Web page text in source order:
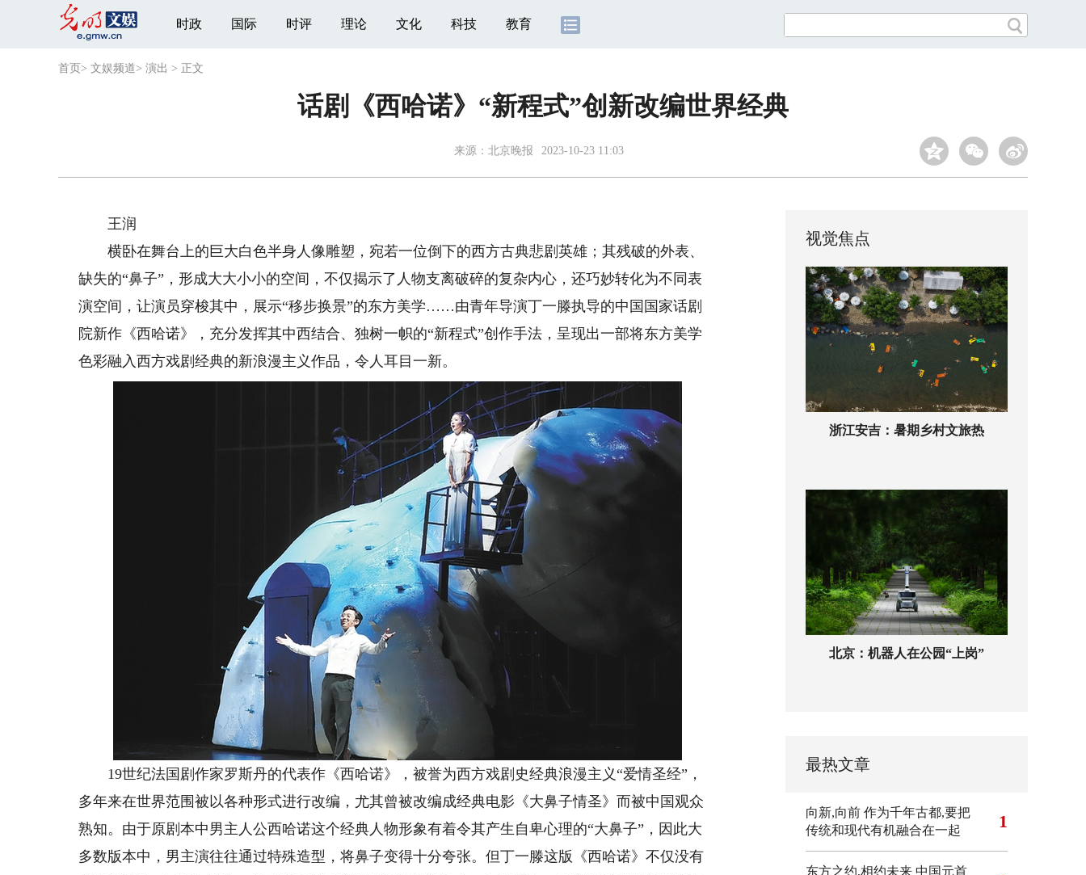
时政 国际 时评 理论 文化 科技 教育
首页 > 文娱频道> 演出 > 正文
话剧《西哈诺》“新程式”创新改编世界经典
来源： 北京晚报 2023-10-23 11:03
王润
横卧在舞台上的巨大白色半身人像雕塑，宛若一位倒下的西方古典悲剧英雄；其残破的外表、
缺失的“鼻子”，形成大大小小的空间，不仅揭示了人物支离破碎的复杂内心，还巧妙转化为不同表
演空间，让演员穿梭其中，展示“移步换景”的东方美学……由青年导演丁一滕执导的中国国家话剧
院新作《西哈诺》，充分发挥其中西结合、独树一帜的“新程式”创作手法，呈现出一部将东方美学
色彩融入西方戏剧经典的新浪漫主义作品，令人耳目一新。
19世纪法国剧作家罗斯丹的代表作《西哈诺》，被誉为西方戏剧史经典浪漫主义“爱情圣经”，
多年来在世界范围被以各种形式进行改编，尤其曾被改编成经典电影《大鼻子情圣》而被中国观众
熟知。由于原剧本中男主人公西哈诺这个经典人物形象有着令其产生自卑心理的“大鼻子”，因此大
多数版本中，男主演往往通过特殊造型，将鼻子变得十分夸张。但丁一滕这版《西哈诺》不仅没有
视觉焦点
浙江安吉：暑期乡村文旅热
北京：机器人在公园“上岗”
最热文章
向新,向前 作为千年古都,要把
传统和现代有机融合在一起
1
东方之约,相约未来 中国元首